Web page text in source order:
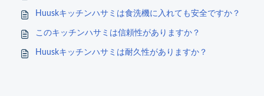
Huuskキッチンハサミは食洗機に入れても安全ですか？
このキッチンハサミは信頼性がありますか？
Huuskキッチンハサミは耐久性がありますか？